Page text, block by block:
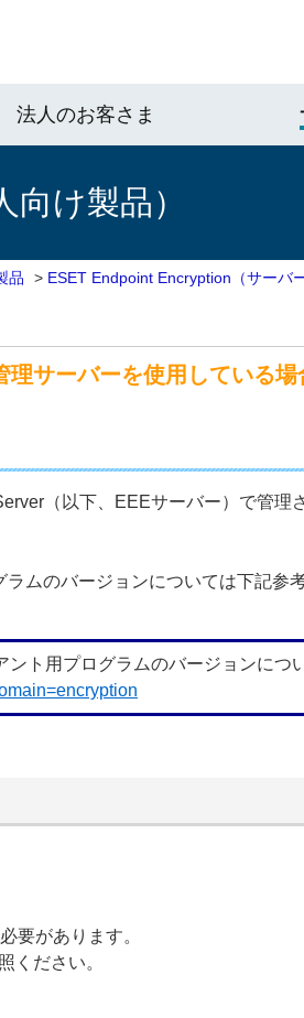
法人のお客さま
け製品）
品 > ESET Endpoint Encryption（サーバ
サーバーを使用している場
（以下、EEEサーバー）で管
ムのバージョンについては下記参
ト用プログラムのバージョンにつ
要があります。
ださい。